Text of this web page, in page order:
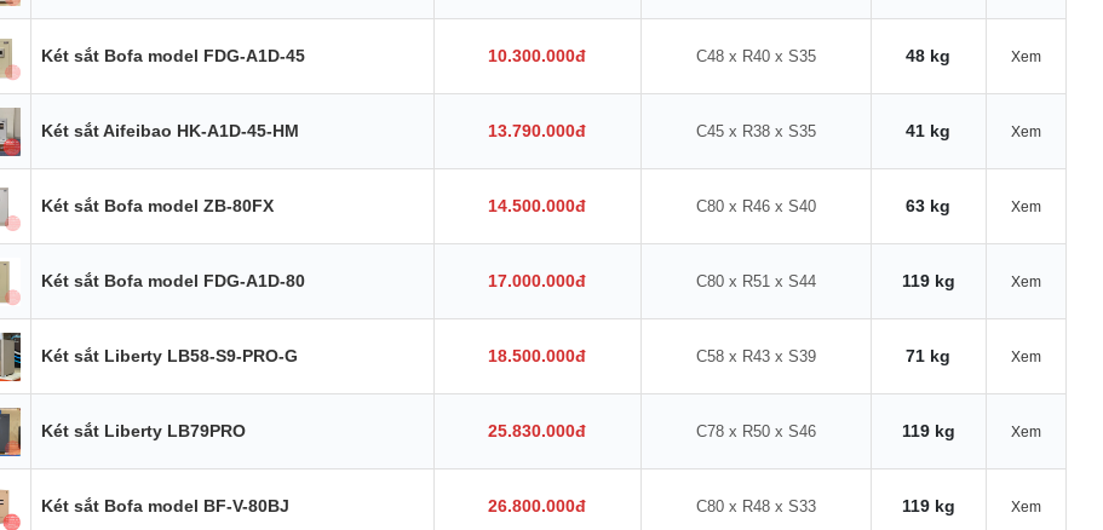
Két sắt Bofa model FDG-A1D-45 10.300.000đ C48 x R40 x S35 48 kg Xem
Két sắt Aifeibao HK-A1D-45-HM 13.790.000đ C45 x R38 x S35 41 kg Xem
Két sắt Bofa model ZB-80FX 14.500.000đ C80 x R46 x S40 63 kg Xem
Két sắt Bofa model FDG-A1D-80 17.000.000đ C80 x R51 x S44 119 kg Xem
Két sắt Liberty LB58-S9-PRO-G 18.500.000đ C58 x R43 x S39 71 kg Xem
Két sắt Liberty LB79PRO 25.830.000đ C78 x R50 x S46 119 kg Xem
Két sắt Bofa model BF-V-80BJ 26.800.000đ C80 x R48 x S33 119 kg Xem